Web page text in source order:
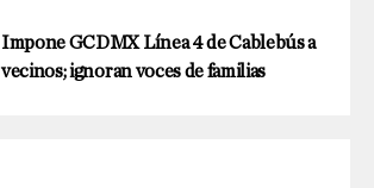
Impone GCDMX Línea 4 de Cablebús a
vecinos; ignoran voces de familias